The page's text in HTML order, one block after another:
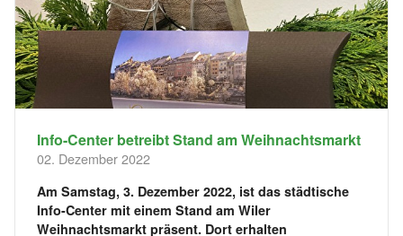
Info-Center betreibt Stand am Weihnachtsmarkt
02. Dezember 2022
Am Samstag, 3. Dezember 2022, ist das städtische
Info-Center mit einem Stand am Wiler
Weihnachtsmarkt präsent. Dort erhalten